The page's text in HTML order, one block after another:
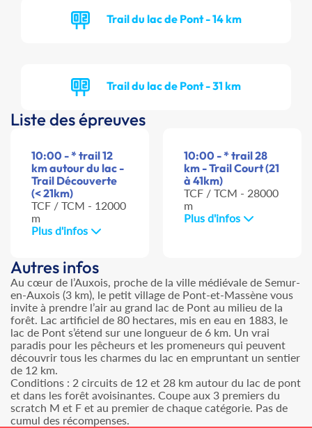
Trail du lac de Pont - 14 km
Trail du lac de Pont - 31 km
Liste des épreuves
10:00 - * trail 12
km autour du lac -
Trail Découverte
(< 21km)
TCF / TCM - 12000
m
Plus d'infos
10:00 - * trail 28
km - Trail Court (21
à 41km)
TCF / TCM - 28000
m
Plus d'infos
Autres infos
Au cœur de l’Auxois, proche de la ville médiévale de Semur-
en-Auxois (3 km), le petit village de Pont-et-Massène vous
invite à prendre l’air au grand lac de Pont au milieu de la
forêt. Lac artificiel de 80 hectares, mis en eau en 1883, le
lac de Pont s’étend sur une longueur de 6 km. Un vrai
paradis pour les pêcheurs et les promeneurs qui peuvent
découvrir tous les charmes du lac en empruntant un sentier
de 12 km.
Conditions : 2 circuits de 12 et 28 km autour du lac de pont
et dans les forêt avoisinantes. Coupe aux 3 premiers du
scratch M et F et au premier de chaque catégorie. Pas de
cumul des récompenses.